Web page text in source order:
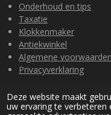
Deze website maakt
uw ervaring te verbeteren
Onderhoud en tips
Taxatie
Klokkenmaker
Antiekwinkel
Algemene voorwaarden
Privacyverklaring
© 2024 Loohuis Antiek en